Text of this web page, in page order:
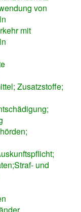
von
mit
Zusatzstoffe;
und